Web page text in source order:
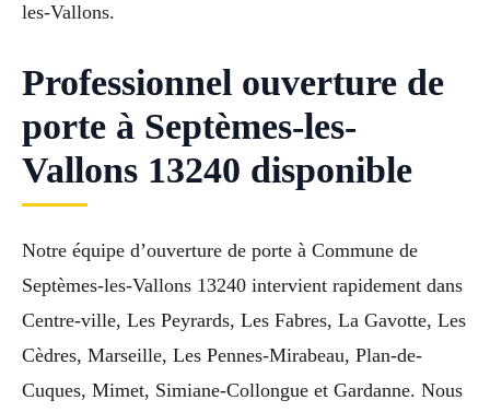
les-Vallons.
Professionnel ouverture de
porte à Septèmes-les-
Vallons 13240 disponible
Notre équipe d’ouverture de porte à Commune de
Septèmes-les-Vallons 13240 intervient rapidement dans
Centre-ville, Les Peyrards, Les Fabres, La Gavotte, Les
Cèdres, Marseille, Les Pennes-Mirabeau, Plan-de-
Cuques, Mimet, Simiane-Collongue et Gardanne. Nous